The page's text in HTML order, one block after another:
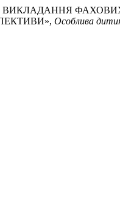
ВИКЛАДАННЯ
Особлива